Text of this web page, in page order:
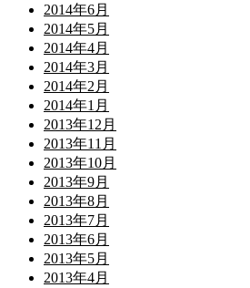
2014年6月
2014年5月
2014年4月
2014年3月
2014年2月
2014年1月
2013年12月
2013年11月
2013年10月
2013年9月
2013年8月
2013年7月
2013年6月
2013年5月
2013年4月